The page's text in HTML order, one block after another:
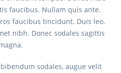
faucibus. Nullam quis ante.
faucibus tincidunt. Duis leo.
nibh. Donec sodales sagittis
sodales, augue velit